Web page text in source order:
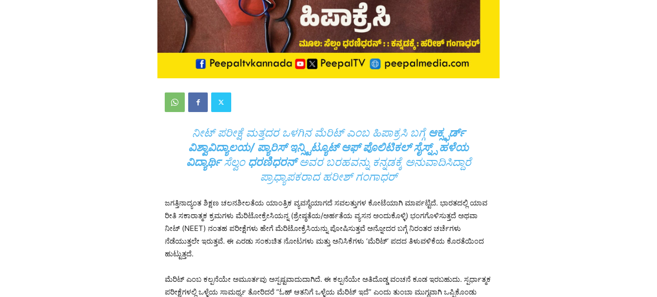
ನೀಟ್ ಪರೀಕ್ಷೆ ಮತ್ತದರ ಒಳಗಿನ ಮೆರಿಟ್ ಎಂಬ ಹಿಪಾಕ್ರಸಿ ಬಗ್ಗೆ ಆಕ್ಸ್ಫರ್ಡ್
ವಿಶ್ವಾವಿದ್ಯಾಲಯ/ ಪ್ಯಾರಿಸ್ ಇನ್ಸ್ಟಿಟ್ಯೂಟ್ ಆಫ್ ಪೊಲಿಟಿಕಲ್ ಸೈಸ್ನ್ಸ್ ಹಳೆಯ
ವಿದ್ಯಾರ್ಥಿಸೆಲ್ವಂ ಧರಣಿಧರನ್ಅವರ ಬರಹವನ್ನು ಕನ್ನಡಕ್ಕೆ ಅನುವಾದಿಸಿದ್ದಾರೆ
ಪ್ರಾಧ್ಯಾಪಕರಾದ ಹರೀಶ್ ಗಂಗಾಧರ್
ಜಗತ್ತಿನಾದ್ಯಂತ ಶಿಕ್ಷಣ ಚಲನಶೀಲತೆಯ ಯಾಂತ್ರಿಕ ವ್ಯವಸ್ಥೆಯಾಗದೆ ಸವಲತ್ತುಗಳ ಕೋಟೆಯಾಗಿ ಮಾರ್ಪಟ್ಟಿದೆ. ಭಾರತದಲ್ಲಿ ಯಾವ
ರೀತಿ ಸಕಾರಾತ್ಮಕ ಕ್ರಮಗಳು ಮೆರಿಟೋಕ್ರೇಸಿಯನ್ನ (ಶ್ರೇಷ್ಠತೆಯ/ಅರ್ಹತೆಯ ವ್ಯಸನ ಅಂದುಕೊಳ್ಳಿ) ಭಂಗಗೊಳಿಸುತ್ತದೆ ಅಥವಾ
ನೀಟ್ (NEET) ನಂತಹ ಪರೀಕ್ಷೆಗಳು ಹೇಗೆ ಮೆರಿಟೋಕ್ರೆಸಿಯನ್ನು ಪೋಷಿಸುತ್ತವೆ ಅನ್ನೋದರ ಬಗ್ಗೆ ನಿರಂತರ ಚರ್ಚೆಗಳು
ನೆಡೆಯುತ್ತಲೇ ಇರುತ್ತವೆ. ಈ ಎರಡು ಸಂಕುಚಿತ ನೋಟಗಳು ಮತ್ತು ಅನಿಸಿಕೆಗಳು ‘ಮೆರಿಟ್’ ಪದದ ತಿಳುವಳಿಕೆಯ ಕೊರತೆಯಿಂದ
ಹುಟ್ಟುತ್ತದೆ.
ಮೆರಿಟ್ ಎಂಬ ಕಲ್ಪನೆಯೇ ಅಮೂರ್ತವು ಅಸ್ಪಷ್ಟವಾದುದಾಗಿದೆ. ಈ ಕಲ್ಪನೆಯೇ ಅತಿದೊಡ್ಡ ವಂಚನೆ ಕೂಡ ಇರಬಹುದು. ಸ್ಪರ್ಧಾತ್ಮಕ
ಪರೀಕ್ಷೆಗಳಲ್ಲಿ ಒಳ್ಳೆಯ ಸಾಮರ್ಥ್ಯ ತೋರಿದರೆ “ಓಹ್ ಆತನಿಗೆ ಒಳ್ಳೆಯ ಮೆರಿಟ್ ಇದೆ” ಎಂದು ತುಂಬಾ ಮುಗ್ಧವಾಗಿ ಒಪ್ಪಿಕೊಂಡು